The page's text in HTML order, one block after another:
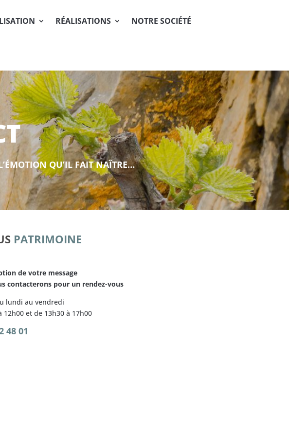
RÉALISATIONS
NOTRE SOCIÉTÉ
QU’IL FAIT NAÎTRE…
PATRIMOINE
de votre message
contacterons pour un rendez-vous
lundi au vendredi
12h00 et de 13h30 à 17h00
48 01